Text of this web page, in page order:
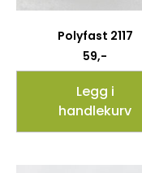
Polyfast 2117
59,-
Legg i
handlekurv